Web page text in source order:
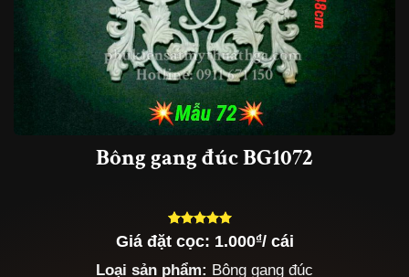
Bông gang đúc BG1072
5.00trên 5
dựa trên
3
đánh giá
Giá đặt cọc: 1.000₫/ cái
Loại sản phẩm: Bông gang đúc